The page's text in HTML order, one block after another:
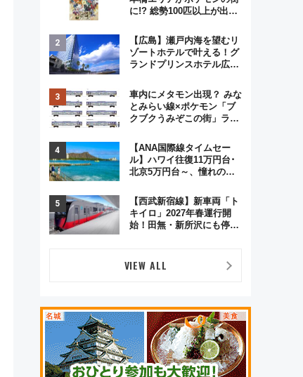
に!? 総勢100匹以上が出現
格謎解き・グッズ情報まと
め
【広島】瀬戸内海を望むリ
ゾートホテルで叶える！グ
ランドプリンスホテル広島
ジュアルパーティープラン
車内にメタモン出現？ みな
とみらい線×ポケモン「ブ
クブクうみぞこの街」ラッ
この夏は直通列車で横浜
へ！
【ANA国際線タイムセー
ル】ハワイ往復11万円台･
北京5万円台～、憧れのビ
GW旅行まで狙える激アツ
路線まとめ（8/10まで）
【西武新宿線】新車両「ト
キイロ」2027年春運行開
始！田無・新所沢にも停
VIEW ALL